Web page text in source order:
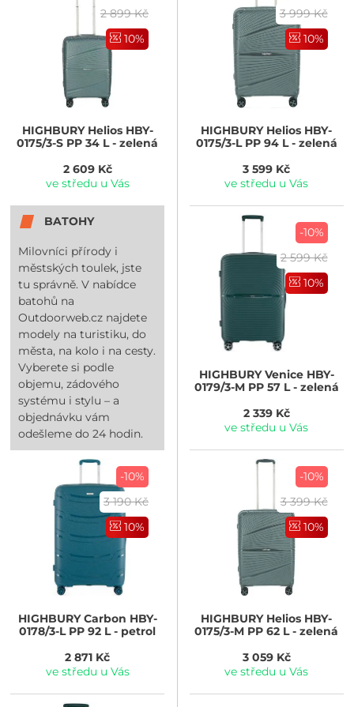
2 899 Kč
10%
HIGHBURYHelios HBY-
0175/3-S PP 34 L - zelená
2 609 Kč
ve středu u Vás
3 999 Kč
10%
HIGHBURYHelios HBY-
0175/3-L PP 94 L - zelená
3 599 Kč
ve středu u Vás
BATOHY
Milovníci přírody i
městských toulek, jste
tu správně. V nabídce
batohů na
Outdoorweb.cz najdete
modely na turistiku, do
města, na kolo i na cesty.
Vyberete si podle
objemu, zádového
systému i stylu – a
objednávku vám
odešleme do 24 hodin.
-10%
2 599 Kč
10%
HIGHBURYVenice HBY-
0179/3-M PP 57 L - zelená
2 339 Kč
ve středu u Vás
-10%
3 190 Kč
10%
HIGHBURYCarbon HBY-
0178/3-L PP 92 L - petrol
2 871 Kč
ve středu u Vás
-10%
3 399 Kč
10%
HIGHBURYHelios HBY-
0175/3-M PP 62 L - zelená
3 059 Kč
ve středu u Vás